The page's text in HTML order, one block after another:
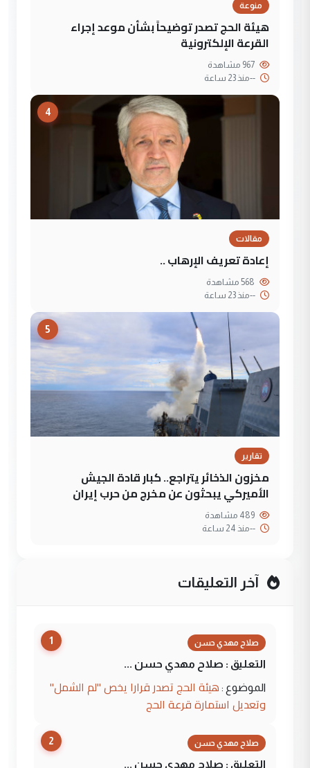
منوعة
هيئة الحج تصدر توضيحاً بشأن موعد إجراء
القرعة الإلكترونية
--منذ 23 ساعة
4
مقالات
إعادة تعريف الإرهاب ..
--منذ 23 ساعة
5
تقارير
مخزون الذخائر يتراجع.. كبار قادة الجيش
الأميركي يبحثون عن مخرج من حرب إيران
--منذ 24 ساعة
آخر التعليقات
1 صلاح مهدي حسن
التعليق : صلاح مهدي حسن ...
الموضوع : هيئة الحج تصدر قرارا يخص "لم الشمل"
وتعديل استمارة قرعة الحج
2 صلاح مهدي حسن
التعليق : صلاح مهدي حسن ...